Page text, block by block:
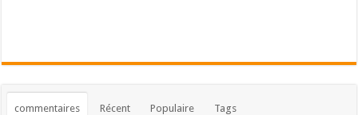
commentaires Récent Populaire Tags